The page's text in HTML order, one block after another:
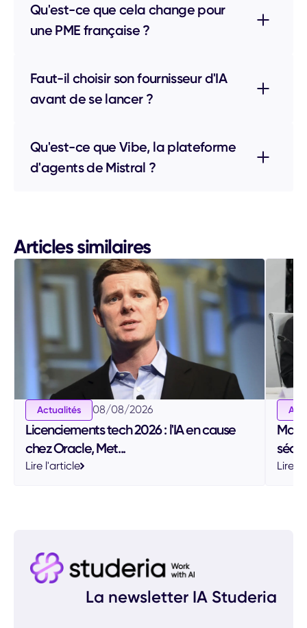
Qu'est-ce que cela change pour
une PME française ?
Faut-il choisir son fournisseur d'IA
avant de se lancer ?
Qu'est-ce que Vibe, la plateforme
d'agents de Mistral ?
Articles similaires
Actualités 08/08/2026
Licenciements tech 2026 : l'IA en cause
chez Oracle, Met...
Lire l'article Lire
La newsletter IA Studeria